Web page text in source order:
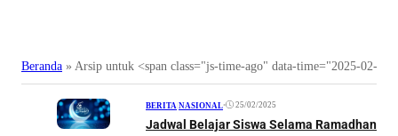
Beranda » Arsip untuk <span class="js-time-ago" data-time="2025-02-
BERITA NASIONAL• 25/02/2025
Jadwal Belajar Siswa Selama Ramadhan